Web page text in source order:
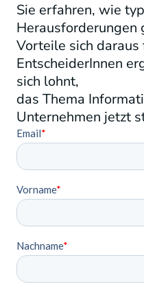
Sie erfahren, wie
Vorteile sich
EntscheiderInnen
sich lohnt,
das Thema
Unternehmen jetzt